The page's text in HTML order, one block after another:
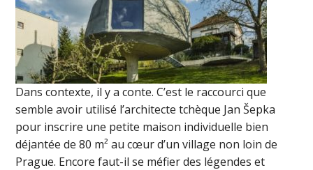
Dans contexte, il y a conte. C’est le raccourci que
semble avoir utilisé l’architecte tchèque Jan Šepka
pour inscrire une petite maison individuelle bien
déjantée de 80 m² au cœur d’un village non loin de
Prague. Encore faut-il se méfier des légendes et